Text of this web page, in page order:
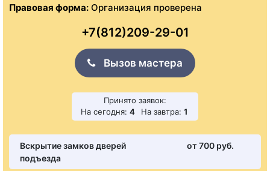
Правовая форма: Организация проверена
+7(812)209-29-01
Вызов мастера
Принято заявок:
На сегодня: 4 На завтра: 1
Вскрытие замков дверей
подъезда
от 700 pуб.